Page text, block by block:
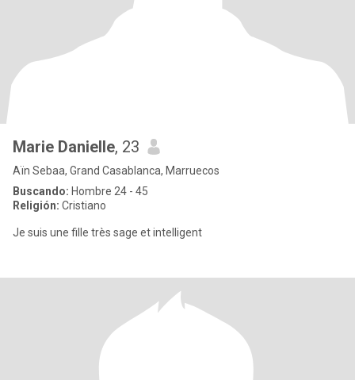
Marie Danielle, 23
Aïn Sebaa, Grand Casablanca, Marruecos
Buscando: Hombre 24 - 45
Religión: Cristiano
Je suis une fille très sage et intelligent